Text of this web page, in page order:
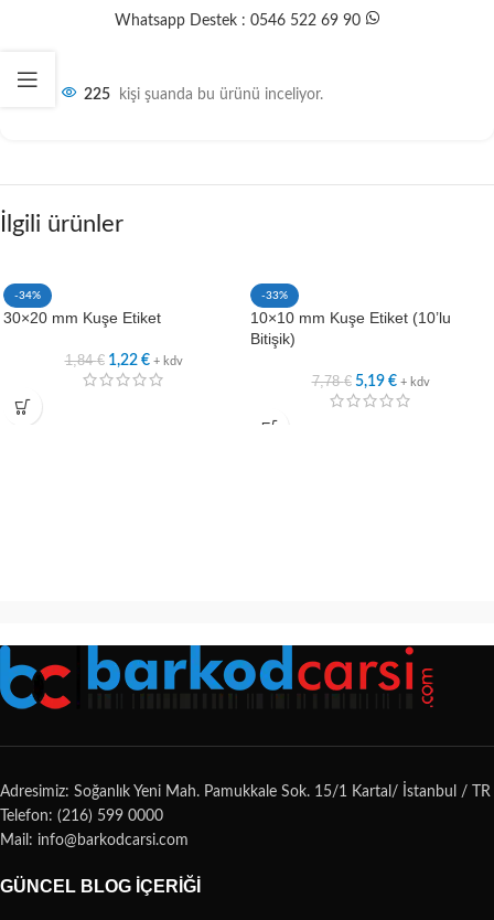
Whatsapp Destek : 0546 522 69 90
225 kişi şuanda bu ürünü inceliyor.
İlgili ürünler
-34%
30×20 mm Kuşe Etiket
1,84€ 1,22 € + kdv
-33%
10×10 mm Kuşe Etiket (10’lu
Bitişik)
7,78€ 5,19 € + kdv
Adresimiz: Soğanlık Yeni Mah. Pamukkale Sok. 15/1 Kartal/ İstanbul / TR
Telefon: (216) 599 0000
Mail: info@barkodcarsi.com
GÜNCEL BLOG İÇERIĞI